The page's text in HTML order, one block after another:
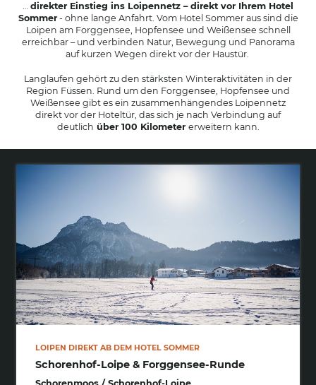
Winteraktivitäten
… direkter Einstieg ins Loipennetz – direkt vor Ihrem Hotel
Sommer- ohne lange Anfahrt. Vom Hotel Sommer aus sind die
Loipen am Forggensee, Hopfensee und Weißensee schnell
erreichbar – und verbinden Natur, Bewegung und Panorama
auf kurzen Wegen direkt vor der Haustür.
Langlaufen gehört zu den stärksten Winteraktivitäten in der
Region Füssen. Rund um den Forggensee, Hopfensee und
Weißensee gibt es ein zusammenhängendes Loipennetz
direkt vor der Hoteltür, das sich je nach Verbindung auf
deutlich über 100 Kilometer erweitern kann.
LOIPEN DIREKT AB DEM HOTEL SOMMER
Schorenhof-Loipe & Forggensee-Runde